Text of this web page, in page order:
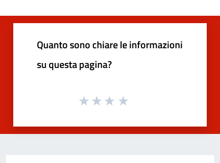
Quanto sono chiare le informazioni
su questa pagina?